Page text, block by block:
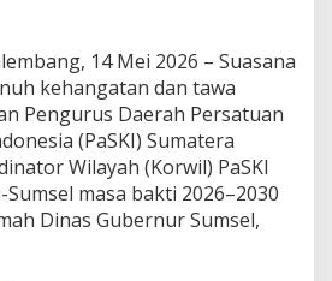
14 Mei 2026 – Suasana
kehangatan dan tawa
Pengurus Daerah Persatuan
(PaSKI) Sumatera
Wilayah (Korwil) PaSKI
masa bakti 2026–2030
Dinas Gubernur Sumsel,